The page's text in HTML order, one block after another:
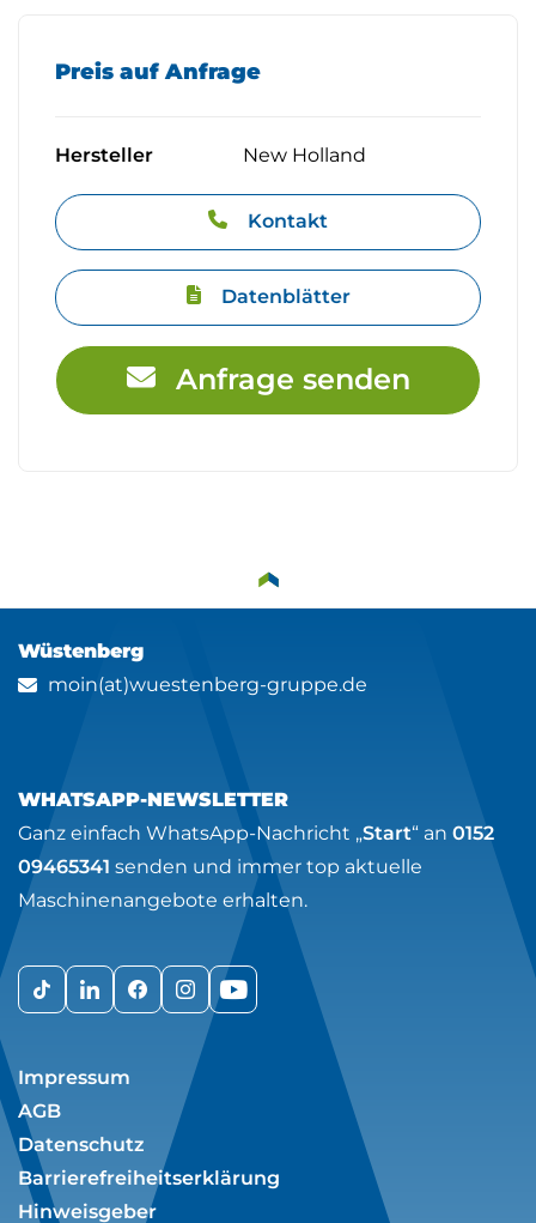
Preis auf Anfrage
Hersteller New Holland
Kontakt
Datenblätter
Anfrage senden
Wüstenberg
moin(at)wuestenberg-gruppe.de
WHATSAPP-NEWSLETTER
Ganz einfach WhatsApp-Nachricht „Start“ an 0152
09465341 senden und immer top aktuelle
Maschinenangebote erhalten.
Impressum
AGB
Datenschutz
Barrierefreiheitserklärung
Hinweisgeber